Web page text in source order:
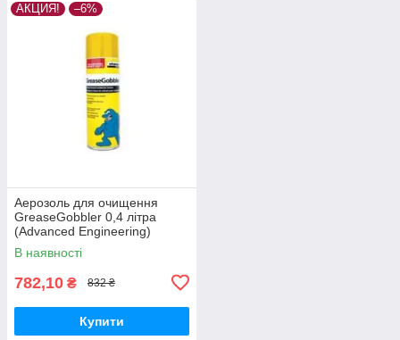
АКЦИЯ! –6%
Аерозоль для очищення
GreaseGobbler 0,4 літра
(Advanced Engineering)
В наявності
782,10 ₴ 832 ₴
Купити